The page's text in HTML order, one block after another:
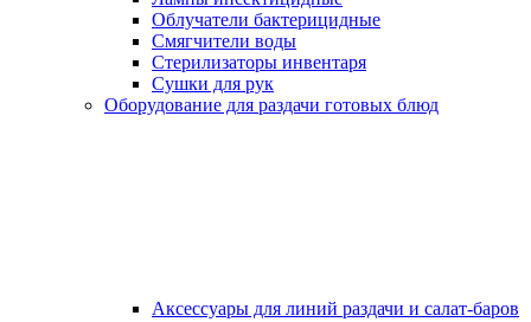
Облучатели бактерицидные
Смягчители воды
Стерилизаторы инвентаря
Сушки для рук
Оборудование для раздачи готовых блюд
Аксессуары для линий раздачи и салат-баров